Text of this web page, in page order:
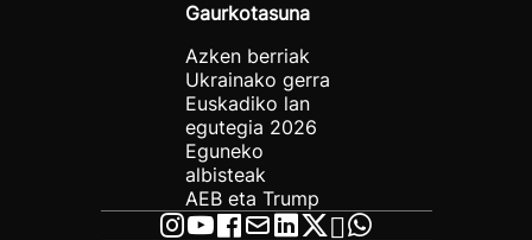
Gaurkotasuna
Azken berriak
Ukrainako gerra
Euskadiko lan
egutegia 2026
Eguneko
albisteak
AEB eta Trump